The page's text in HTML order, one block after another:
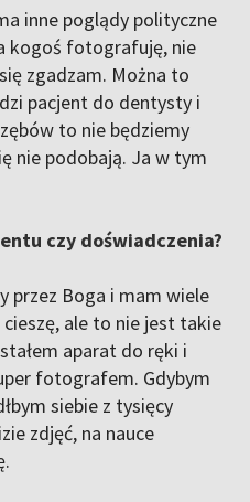
inne poglądy polityczne
kogoś fotografuję, nie
zgadzam. Można to
pacjent do dentysty i
to nie będziemy
nie podobają. Ja w tym
czy doświadczenia?
przez Boga i mam wiele
ale to nie jest takie
aparat do ręki i
fotografem. Gdybym
siebie z tysięcy
zdjęć, na nauce